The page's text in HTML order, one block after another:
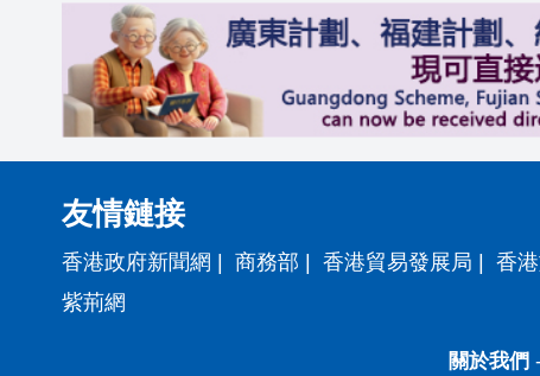
友情鏈接
香港政府新聞網 商務部 香港貿易發展局 香
紫荊網
關於我們 -